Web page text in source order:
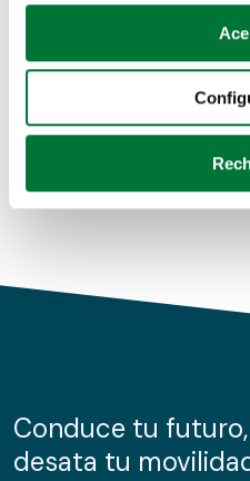
Si lo permite, también
Recopilar información
Identificar su
para buscar
Obtenga más información
de cookies.
información sobre el uso
nuestros partners de redes
Coches de segunda mano
Coches de km0
Conduce tu futuro,
desata tu